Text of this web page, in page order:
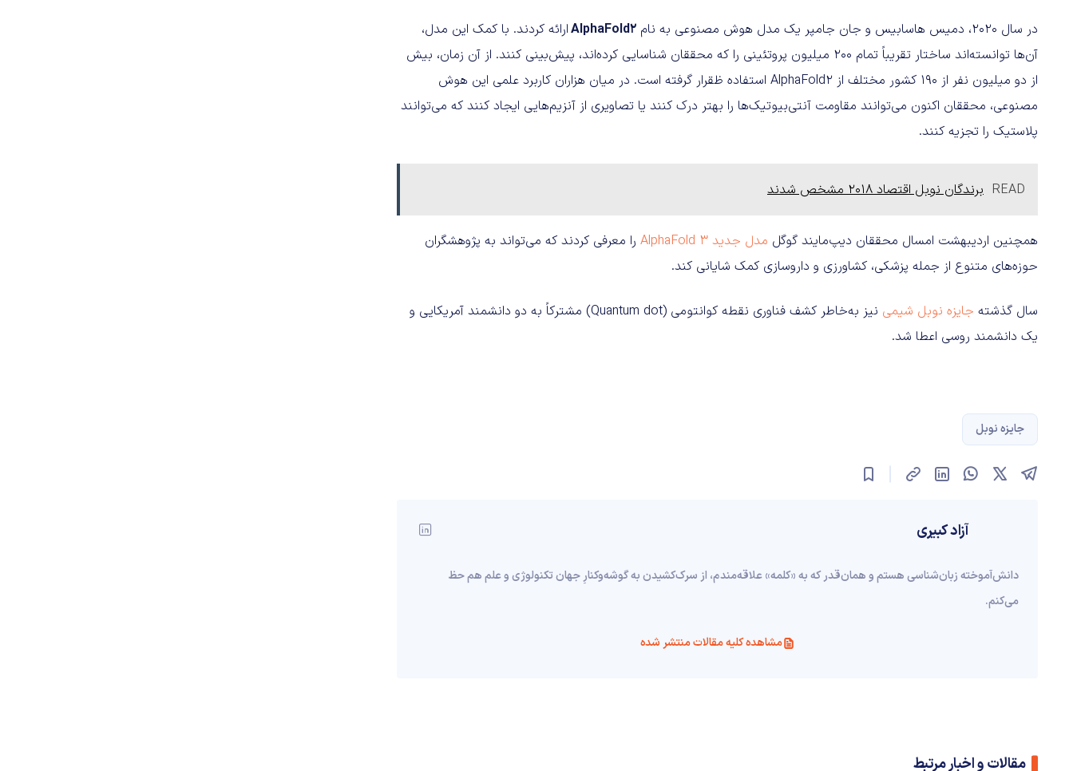
در سال 2020، دمیس هاسابیس و جان جامپر یک مدل هوش مصنوعی به نام AlphaFold2ارائه کردند. با کمک این مدل،
آن‌ها توانسته‌اند ساختار تقریباً تمام 200 میلیون پروتئینی را که محققان شناسایی کرده‌اند، پیش‌بینی کنند. از آن زمان، بیش
از دو میلیون نفر از 190 کشور مختلف از AlphaFold2 استفاده ظقرار گرفته است. در میان هزاران کاربرد علمی این هوش
مصنوعی، محققان اکنون می‌توانند مقاومت آنتی‌بیوتیک‌ها را بهتر درک کنند یا تصاویری از آنزیم‌هایی ایجاد کنند که می‌توانند
پلاستیک را تجزیه کنند.
READ برندگان نوبل اقتصاد ۲۰۱۸ مشخص شدند
همچنین اردیبهشت‌ امسال محققان دیپ‌مایند گوگل مدل جدید AlphaFold 3
را معرفی کردند که می‌تواند به پژوهشگران
حوزه‌های متنوع از جمله پزشکی، کشاورزی و داروسازی کمک شایانی کند.
سال گذشته جایزه نوبل شیمی
نیز به‌خاطر کشف فناوری نقطه کوانتومی (Quantum dot) مشترکاً به‌ دو دانشمند آمریکایی و
یک دانشمند روسی اعطا شد.
جایزه نوبل
آزاد کبیری
دانش‌آموخته‌ زبان‌شناسی‌ هستم و همان‌قدر که به «کلمه» علاقه‌مندم، از سرک‌کشیدن به گوشه‌وکنارِ جهان تکنولوژی و علم هم حظ
می‌کنم.
مشاهده کلیه مقالات منتشر شده
مقالات و اخبار مرتبط